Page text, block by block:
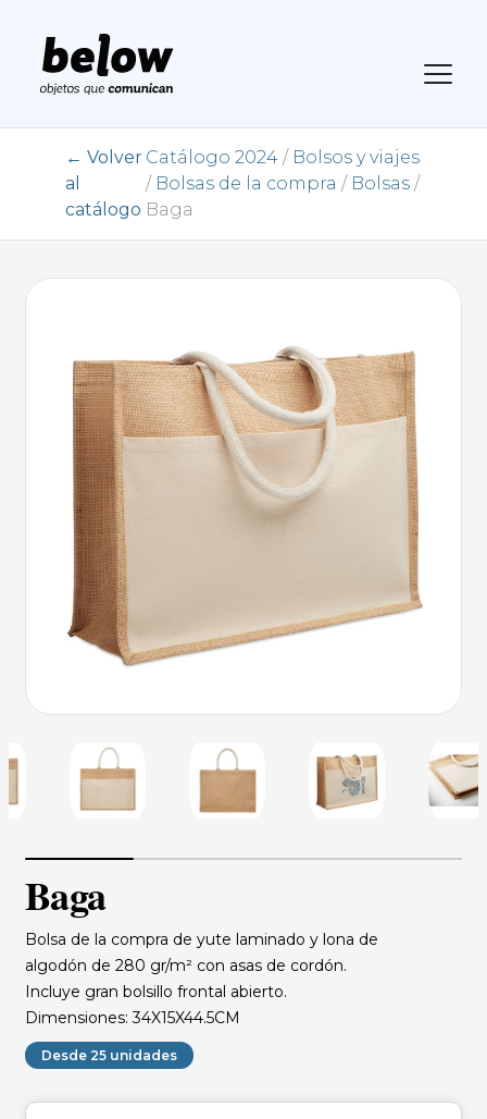
← Volver
al
catálogo
Catálogo 2024 / Bolsos y viajes
/ Bolsas de la compra / Bolsas /
Baga
Baga
Bolsa de la compra de yute laminado y lona de
algodón de 280 gr/m² con asas de cordón.
Incluye gran bolsillo frontal abierto.
Dimensiones: 34X15X44.5CM
Desde 25 unidades